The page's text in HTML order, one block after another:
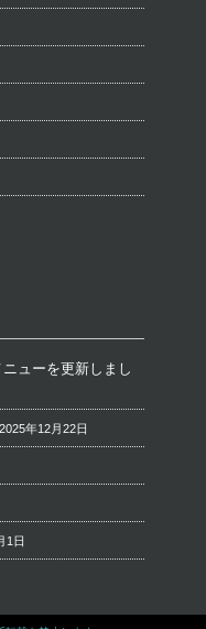
ューを更新しまし
2025年12月22日
1日